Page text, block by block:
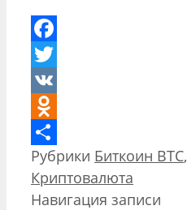
Facebook
Twitter
VK
Odnoklassniki
Отправить
Рубрики Биткоин BTC,
Криптовалюта
Навигация записи